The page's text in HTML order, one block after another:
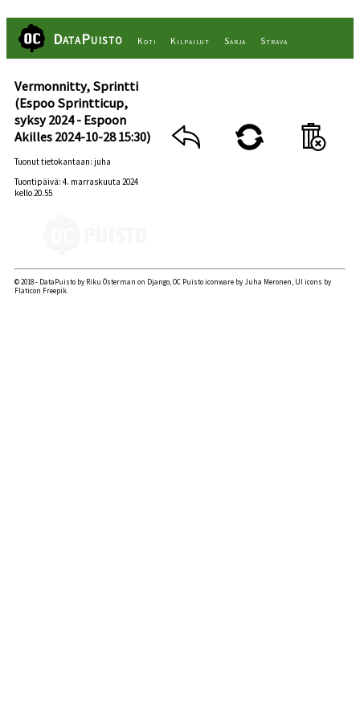
DataPuisto Koti Kilpailut Sarja Strava
Vermonnitty, Sprintti
(Espoo Sprintticup,
syksy 2024 - Espoon
Akilles 2024-10-28 15:30)
Tuonut tietokantaan: juha
Tuontipäivä: 4. marraskuuta 2024
kello 20.55
© 2018 - DataPuisto by Riku Österman on Django, OC Puisto iconware by Juha Meronen, UI icons by
Flaticon Freepik.